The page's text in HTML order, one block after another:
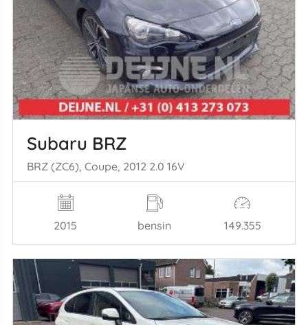
Subaru BRZ
BRZ (ZC6), Coupe, 2012 2.0 16V
2015 bensin 149.355